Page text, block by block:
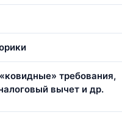
требования,
вычет и др.